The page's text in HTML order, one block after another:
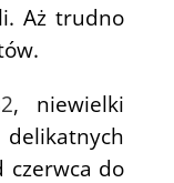
Aż trudno
, niewielki
czerwca do